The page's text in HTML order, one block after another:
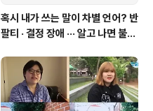
혹시 내가 쓰는 말이 차별 언어? 반
팔티 · 결정 장애 ··· 알고 나면 불편